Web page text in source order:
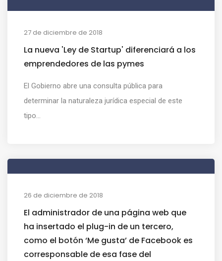
27 de diciembre de 2018
La nueva 'Ley de Startup' diferenciará a los
emprendedores de las pymes
El Gobierno abre una consulta pública para
determinar la naturaleza jurídica especial de este
tipo...
26 de diciembre de 2018
El administrador de una página web que
ha insertado el plug-in de un tercero,
como el botón ‘Me gusta’ de Facebook es
corresponsable de esa fase del